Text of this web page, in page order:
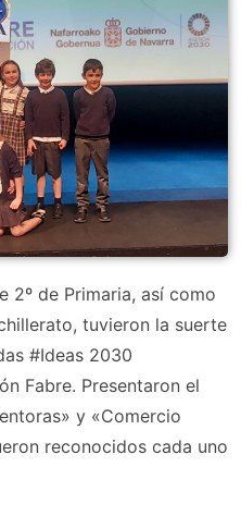
2º de Primaria, así como
tuvieron la suerte
#Ideas 2030
Fabre. Presentaron el
y «Comercio
reconocidos cada uno